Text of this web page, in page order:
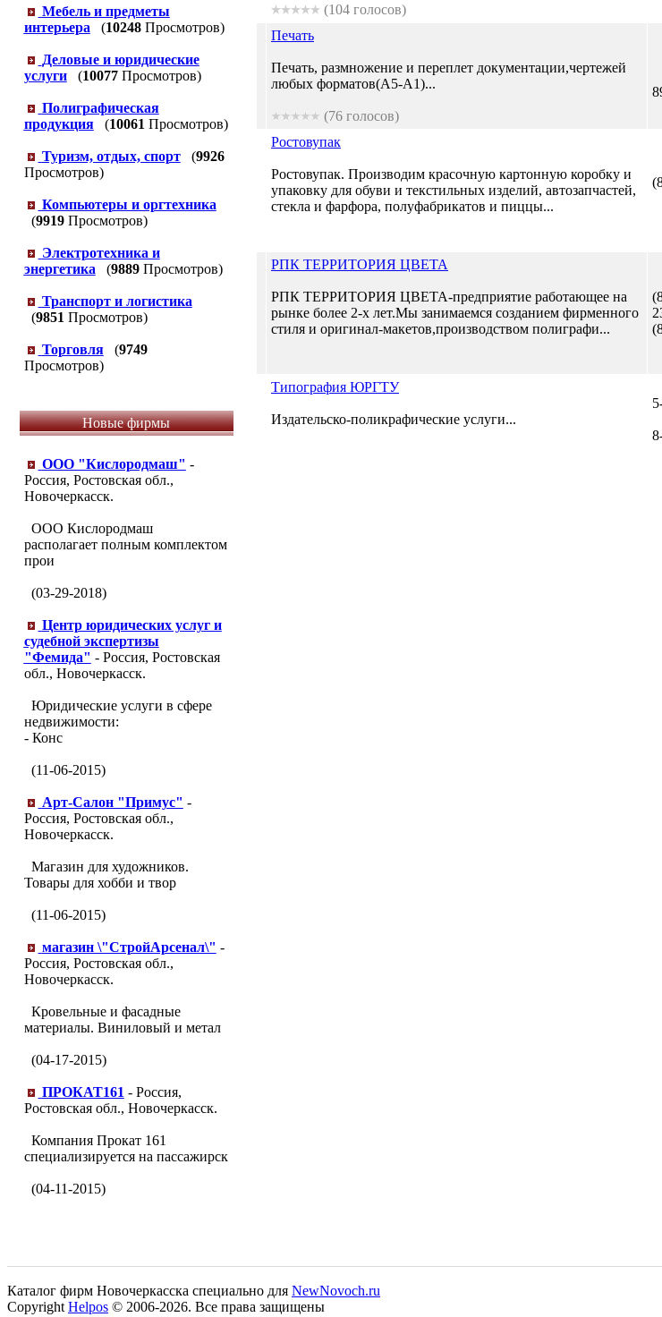
Мебель и предметы
интерьера
(10248Просмотров)
Деловые и юридические
услуги
(10077Просмотров)
Полиграфическая
продукция
(10061 Просмотров)
Туризм, отдых, спорт (9926
Просмотров)
Компьютеры и оргтехника
(9919Просмотров)
Электротехника и
энергетика
(9889Просмотров)
Транспорт и логистика
(9851 Просмотров)
Торговля (9749
Просмотров)
Новые фирмы
ООО "Кислородмаш" -
Россия, Ростовская обл.,
Новочеркасск.
ООО Кислородмаш
располагает полным комплектом
прои
(03-29-2018)
Центр юридических услуг и
судебной экспертизы
"Фемида" - Россия, Ростовская
обл., Новочеркасск.
Юридические услуги в сфере
недвижимости:
- Конс
(11-06-2015)
Арт-Салон "Примус" -
Россия, Ростовская обл.,
Новочеркасск.
Магазин для художников.
Товары для хобби и твор
(11-06-2015)
магазин \"СтройАрсенал\" -
Россия, Ростовская обл.,
Новочеркасск.
Кровельные и фасадные
материалы. Виниловый и метал
(04-17-2015)
ПРОКАТ161 - Россия,
Ростовская обл., Новочеркасск.
Компания Прокат 161
специализируется на пассажирск
(04-11-2015)
(104 голосов)
Печать
Печать, размножение и переплет документации,чертежей
любых форматов(A5-A1)...
(76 голосов)
Ростовупак
Ростовупак. Производим красочную картонную коробку и
упаковку для обуви и текстильных изделий, автозапчастей,
стекла и фарфора, полуфабрикатов и пиццы...
РПК ТЕРРИТОРИЯ ЦВЕТА
РПК ТЕРРИТОРИЯ ЦВЕТА-предприятие работающее на
рынке более 2-х лет.Мы занимаемся созданием фирменного
стиля и оригинал-макетов,производством полиграфи...
Типография ЮРГТУ
Издательско-поликрафические услуги...
Каталог фирм Новочеркасска специально для NewNovoch.ru
Copyright Helpos © 2006-2026. Все права защищены